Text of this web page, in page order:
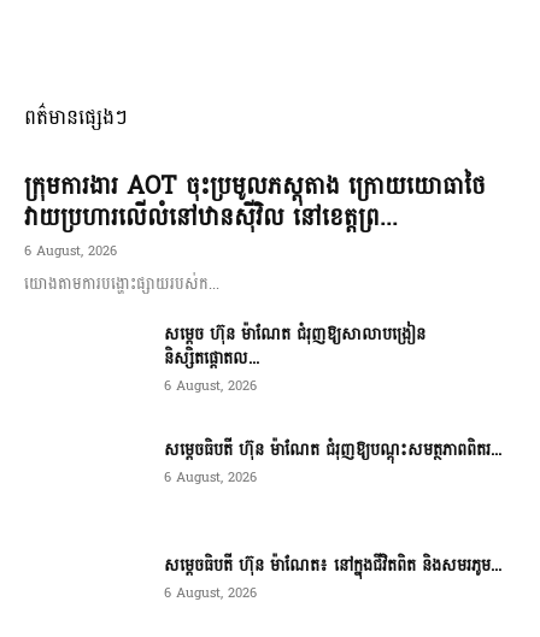
ពត៌មានផ្សេងៗ
ក្រុមការងារ AOT ចុះប្រមូលភស្តុតាង ក្រោយយោធាថៃ
វាយប្រហារលើលំនៅឋានស៊ីវិល នៅខេត្តព្រ...
6 August, 2026
យោងតាមការបង្ហោះផ្សាយរបស់ក...
សម្តេច ហ៊ុន ម៉ាណែត ជំរុញឱ្យសាលាបង្រៀន
និស្សិតផ្តោតល...
6 August, 2026
សម្តេចធិបតី ហ៊ុន ម៉ាណែត ជំរុញឱ្យបណ្តុះសមត្ថភាពពិតរ...
6 August, 2026
សម្តេចធិបតី ហ៊ុន ម៉ាណែត៖ នៅក្នុងជីវិតពិត និងសមរភូម...
6 August, 2026